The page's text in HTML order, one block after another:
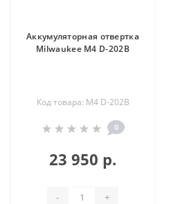
Аккумуляторная отвертка
Milwaukee M4 D-202B
Код товара: M4 D-202B
0
23 950 р.
- +